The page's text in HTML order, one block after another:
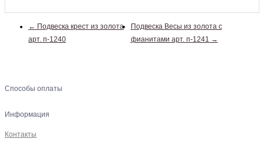
← Подвеска крест из золота
арт. п-1240
Подвеска Весы из золота с
фианитами арт. п-1241 →
Способы оплаты
Информация
Контакты